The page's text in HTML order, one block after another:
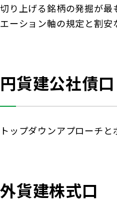
切り上げる銘柄の発掘が
エーション軸の規定と割安
円貨建公社債口
トップダウンアプローチ
外貨建株式口